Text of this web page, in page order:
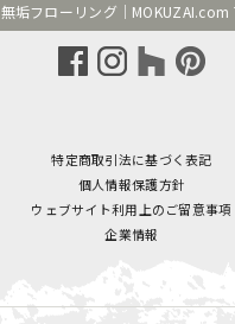
無垢フローリング｜MOKUZAI.com
特定商取引法に基づく表記
個人情報保護方針
ウェブサイト利用上のご留意事項
企業情報